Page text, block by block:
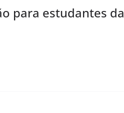
para estudantes da